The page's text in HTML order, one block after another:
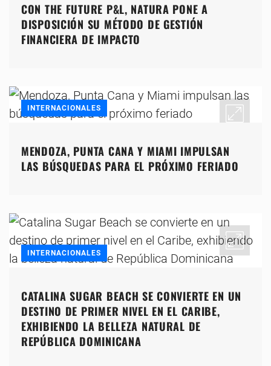
CON THE FUTURE P&L, NATURA PONE A
DISPOSICIÓN SU MÉTODO DE GESTIÓN
FINANCIERA DE IMPACTO
INTERNACIONALES
MENDOZA, PUNTA CANA Y MIAMI IMPULSAN
LAS BÚSQUEDAS PARA EL PRÓXIMO FERIADO
INTERNACIONALES
CATALINA SUGAR BEACH SE CONVIERTE EN UN
DESTINO DE PRIMER NIVEL EN EL CARIBE,
EXHIBIENDO LA BELLEZA NATURAL DE
REPÚBLICA DOMINICANA